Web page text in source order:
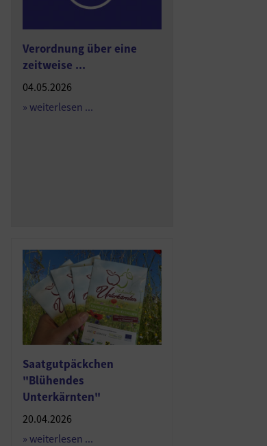
Verordnung über eine
zeitweise ...
04.05.2026
» weiterlesen ...
Saatgutpäckchen
"Blühendes
Unterkärnten"
20.04.2026
» weiterlesen ...